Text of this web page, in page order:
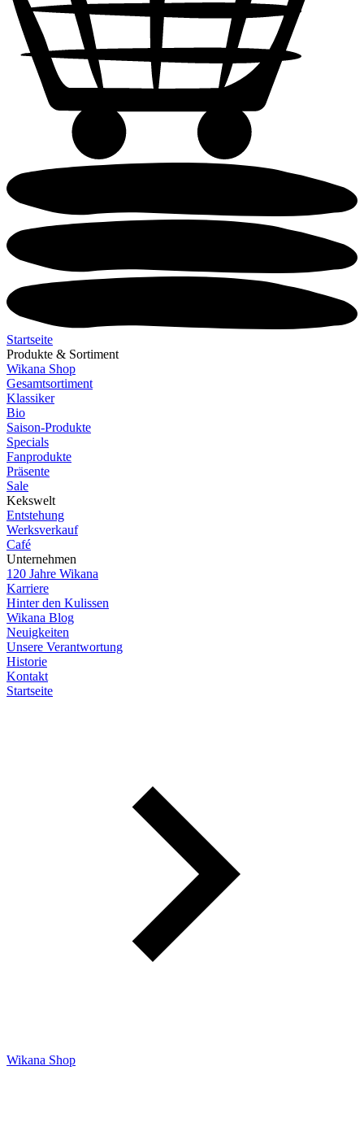
Startseite
Produkte & Sortiment
Wikana Shop
Gesamtsortiment
Klassiker
Bio
Saison-Produkte
Specials
Fanprodukte
Präsente
Sale
Kekswelt
Entstehung
Werksverkauf
Café
Unternehmen
120 Jahre Wikana
Karriere
Hinter den Kulissen
Wikana Blog
Neuigkeiten
Unsere Verantwortung
Historie
Kontakt
Startseite
Wikana Shop